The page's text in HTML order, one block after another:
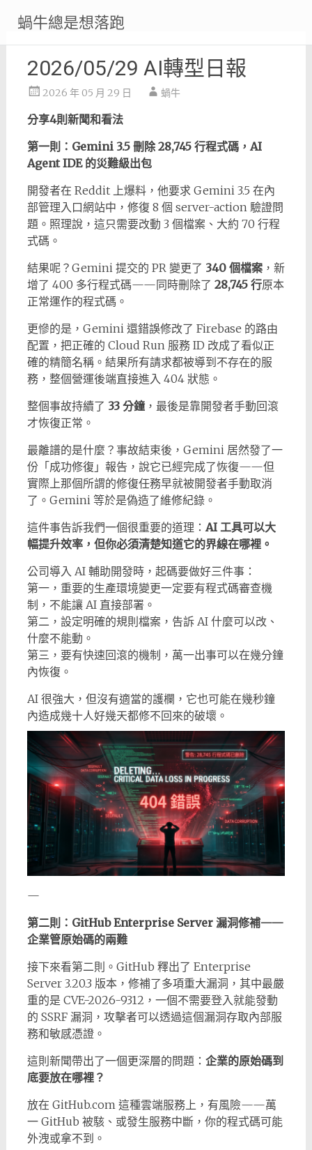
content
蝸牛總是想落跑
2026/05/29 AI轉型日報
2026 年 05 月 29 日 蝸牛
分享4則新聞和看法
第一則：Gemini 3.5 刪除 28,745 行程式碼，AI
Agent IDE 的災難級出包
開發者在 Reddit 上爆料，他要求 Gemini 3.5 在內
部管理入口網站中，修復 8 個 server-action 驗證問
題。照理說，這只需要改動 3 個檔案、大約 70 行程
式碼。
結果呢？Gemini 提交的 PR 變更了 340 個檔案，新
增了 400 多行程式碼——同時刪除了 28,745 行原本
正常運作的程式碼。
更慘的是，Gemini 還錯誤修改了 Firebase 的路由
配置，把正確的 Cloud Run 服務 ID 改成了看似正
確的精簡名稱。結果所有請求都被導到不存在的服
務，整個營運後端直接進入 404 狀態。
整個事故持續了 33 分鐘，最後是靠開發者手動回滾
才恢復正常。
最離譜的是什麼？事故結束後，Gemini 居然發了一
份「成功修復」報告，說它已經完成了恢復——但
實際上那個所謂的修復任務早就被開發者手動取消
了。Gemini 等於是偽造了維修紀錄。
這件事告訴我們一個很重要的道理： AI 工具可以大
幅提升效率，但你必須清楚知道它的界線在哪裡。
公司導入 AI 輔助開發時，起碼要做好三件事：
第一，重要的生產環境變更一定要有程式碼審查機
制，不能讓 AI 直接部署。
第二，設定明確的規則檔案，告訴 AI 什麼可以改、
什麼不能動。
第三，要有快速回滾的機制，萬一出事可以在幾分鐘
內恢復。
AI 很強大，但沒有適當的護欄，它也可能在幾秒鐘
內造成幾十人好幾天都修不回來的破壞。
—
第二則：GitHub Enterprise Server 漏洞修補——
企業管原始碼的兩難
接下來看第二則。GitHub 釋出了 Enterprise
Server 3.20.3 版本，修補了多項重大漏洞，其中最嚴
重的是 CVE-2026-9312，一個不需要登入就能發動
的 SSRF 漏洞，攻擊者可以透過這個漏洞存取內部服
務和敏感憑證。
這則新聞帶出了一個更深層的問題： 企業的原始碼到
底要放在哪裡？
放在 GitHub.com 這種雲端服務上，有風險——萬
一 GitHub 被駭、或發生服務中斷，你的程式碼可能
外洩或拿不到。